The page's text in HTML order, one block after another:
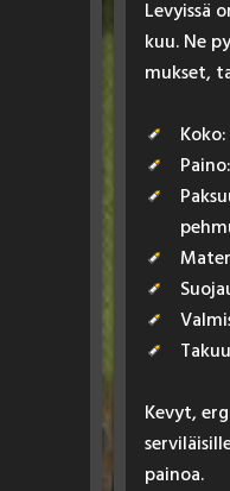
Le­vyis­sä
kuu. Ne
muk­set,
Ke­vyt,
pai­noa.